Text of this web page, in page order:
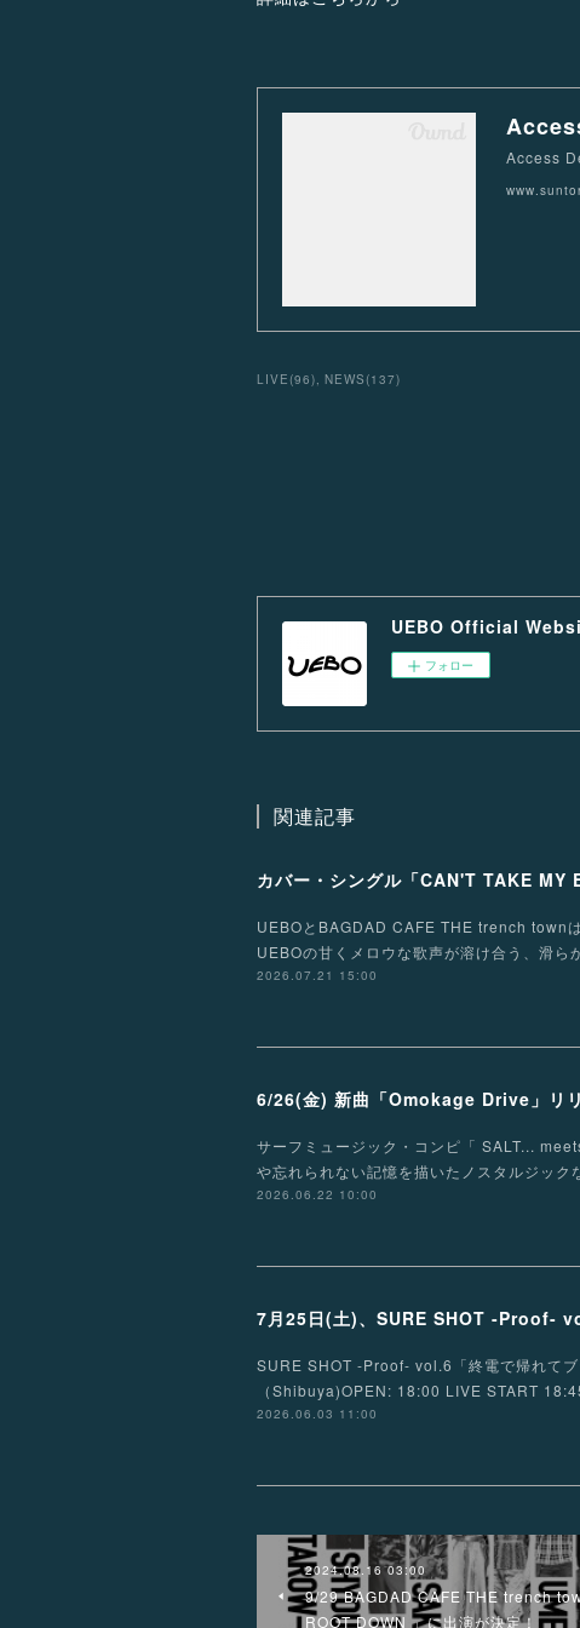
Access
LIVE (96) NEWS (137)
UEBO Official
フォロー
関連記事
カバー・シングル「CAN'T TAKE MY
UEBOとBAGDAD CAFE THE trench town
UEBOの甘くメロウな歌声が溶け合う、滑
2026.07.21 15:00
6/26(金) 新曲「Omokage Drive」リ
サーフミュージック・コンピ「 SALT...
や忘れられない記憶を描いたノスタルジッ
2026.06.22 10:00
7月25日(土)、SURE SHOT -Proof-
SURE SHOT -Proof- vol.6「終電で帰れて
（Shibuya)OPEN: 18:00 LIVE START
2026.06.03 11:00
2024.08.16 03:00
9/29 BAGDAD CAFE THE trench
ROOT DOWN 」に出演が決定！